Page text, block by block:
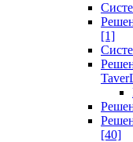
[1]
[40]